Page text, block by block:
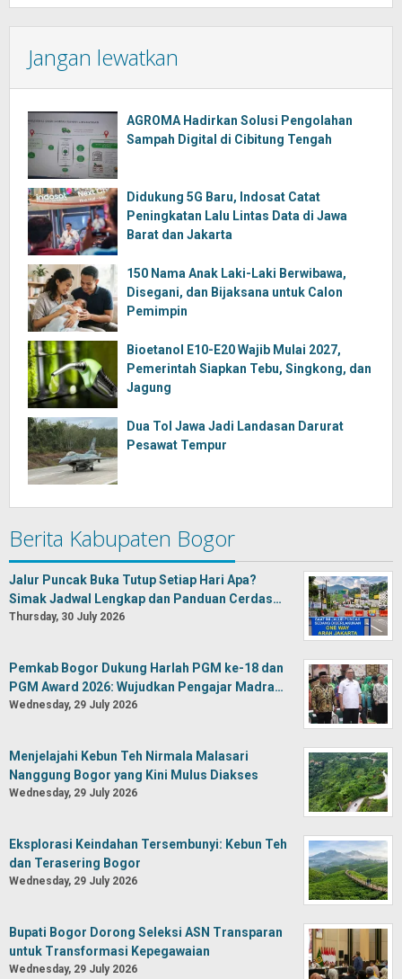
Jangan lewatkan
AGROMA Hadirkan Solusi Pengolahan
Sampah Digital di Cibitung Tengah
Didukung 5G Baru, Indosat Catat
Peningkatan Lalu Lintas Data di Jawa
Barat dan Jakarta
150 Nama Anak Laki-Laki Berwibawa,
Disegani, dan Bijaksana untuk Calon
Pemimpin
Bioetanol E10-E20 Wajib Mulai 2027,
Pemerintah Siapkan Tebu, Singkong, dan
Jagung
Dua Tol Jawa Jadi Landasan Darurat
Pesawat Tempur
Berita Kabupaten Bogor
Jalur Puncak Buka Tutup Setiap Hari Apa?
Simak Jadwal Lengkap dan Panduan Cerdas…
Thursday, 30 July 2026
Pemkab Bogor Dukung Harlah PGM ke-18 dan
PGM Award 2026: Wujudkan Pengajar Madra…
Wednesday, 29 July 2026
Menjelajahi Kebun Teh Nirmala Malasari
Nanggung Bogor yang Kini Mulus Diakses
Wednesday, 29 July 2026
Eksplorasi Keindahan Tersembunyi: Kebun Teh
dan Terasering Bogor
Wednesday, 29 July 2026
Bupati Bogor Dorong Seleksi ASN Transparan
untuk Transformasi Kepegawaian
Wednesday, 29 July 2026